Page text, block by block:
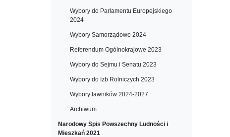
Wybory do Parlamentu Europejskiego
2024
Wybory Samorządowe 2024
Referendum Ogólnokrajowe 2023
Wybory do Sejmu i Senatu 2023
Wybory do Izb Rolniczych 2023
Wybory ławników 2024-2027
Archiwum
Narodowy Spis Powszechny Ludności i
Mieszkań 2021